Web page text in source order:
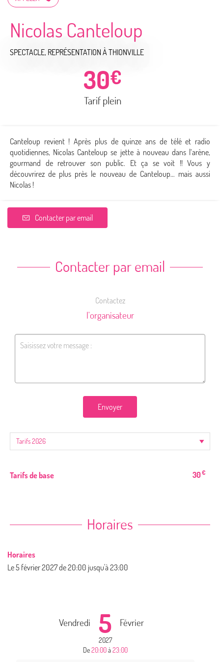
Nicolas Canteloup
SPECTACLE, REPRÉSENTATION À THIONVILLE
30€
Tarif plein
Canteloup revient ! Après plus de quinze ans de télé et radio
quotidiennes, Nicolas Canteloup se jette à nouveau dans l’arène,
gourmand de retrouver son public. Et ça se voit !! Vous y
découvrirez de plus près le nouveau de Canteloup… mais aussi
Nicolas !
Contacter par email
Contacter par email
Contactez
l'organisateur
Envoyer
Tarifs de base 30€
Horaires
Horaires
Le5 février 2027de 20:00 jusqu'à 23:00
Vendredi 5 Février
2027
De20:00à23:00